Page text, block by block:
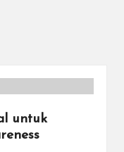
untuk